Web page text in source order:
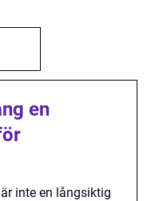
en
inte en långsiktig